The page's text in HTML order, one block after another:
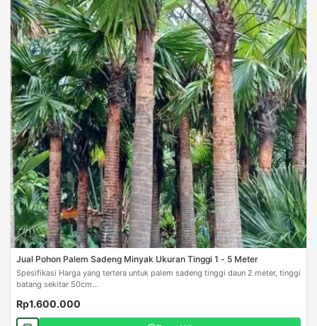
Jual Pohon Palem Sadeng Minyak Ukuran Tinggi 1 - 5 Meter
Spesifikasi Harga yang tertera untuk palem sadeng tinggi daun 2 meter, tinggi
batang sekitar 50cm...
Rp1.600.000